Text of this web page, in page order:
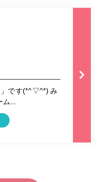
」です(*^▽^*) み
ム...